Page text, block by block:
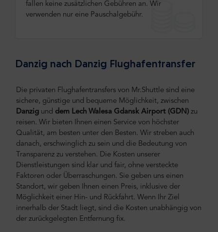
fallen keine zusätzlichen Gebühren an. Wir
verwenden nur eine Pauschalgebühr.
Danzig nach Danzig Flughafentransfer
Die privaten Flughafentransfers von Mr.Shuttle sind eine
sichere, günstige und bequeme Möglichkeit, zwischen
Danzig und dem Lech Walesa Gdansk Airport (GDN) zu
reisen. Wir bieten Ihnen einen Service von höchster
Qualität, am besten unter den Besten. Wir streben auch
danach, erschwinglich zu sein und die Bedeutung von
Transparenz zu verstehen. Die Kosten unserer
Dienstleistungen sind klar und fair, ohne versteckte
Faktoren oder Überraschungen. Sie geben uns einen
Standort, wir geben Ihnen einen Preis, inklusive der
Möglichkeit einer Hin- und Rückfahrt. Wenn Ihr Ziel
innerhalb der Stadt liegt, sind die Kosten unabhängig von
der zurückgelegten Entfernung fix.